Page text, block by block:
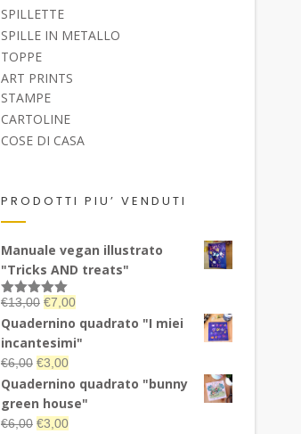
SPILLETTE
SPILLE IN METALLO
TOPPE
ART PRINTS
STAMPE
CARTOLINE
COSE DI CASA
PRODOTTI PIU’ VENDUTI
Manuale vegan illustrato
"Tricks AND treats"
Valutato
5.00
su 5
€13,00 Il
prezzo
originale
era:
€13,00.
€7,00Il
prezzo
attuale
€7,00.
Quadernino quadrato "I miei
incantesimi"
€6,00 Il
prezzo
originale
era:
€3,00Il
prezzo
attuale
è:
Quadernino quadrato "bunny
green house"
€6,00 Il
€3,00Il